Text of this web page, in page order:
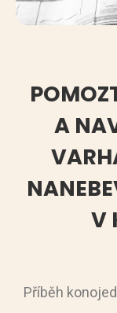
A
V
Příběh